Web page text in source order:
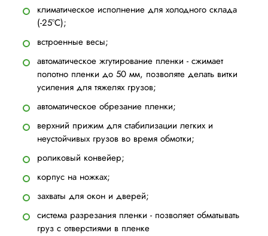
климатическое исполнение для холодного склада
(-25°С);
встроенные весы;
автоматическое жгутирование пленки - сжимает
полотно пленки до 50 мм, позволяте делать витки
усиления для тяжелях грузов;
автоматическое обрезание пленки;
верхний прижим для стабилизации легких и
неустойчивых грузов во время обмотки;
роликовый конвейер;
корпус на ножках;
захваты для окон и дверей;
система разрезания пленки - позволяет обматывать
груз с отверстиями в пленке